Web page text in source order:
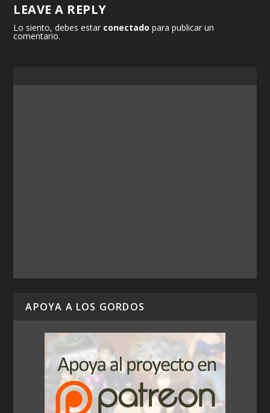
LEAVE A REPLY
Lo siento, debes estar conectado para publicar un
comentario.
APOYA A LOS GORDOS